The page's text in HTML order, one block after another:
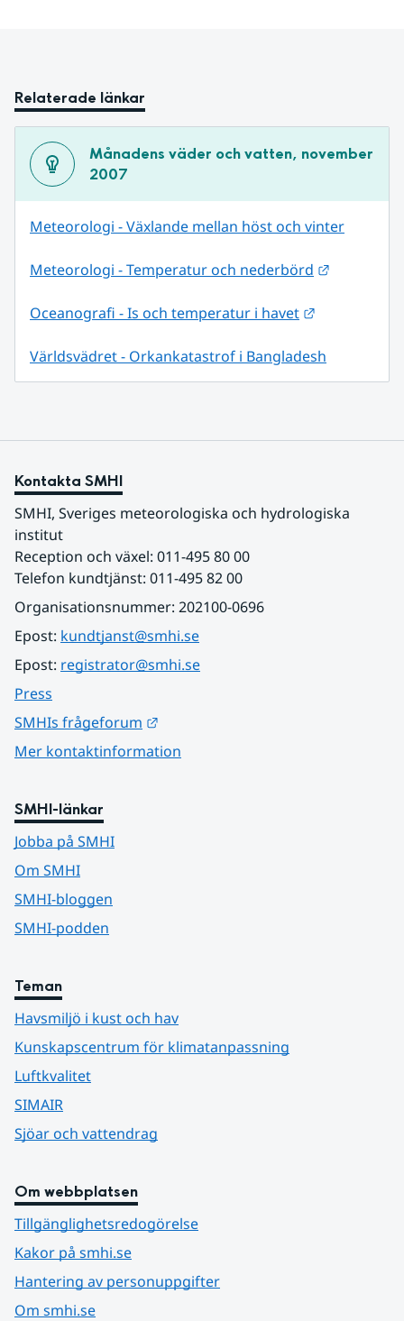
Relaterade länkar
Månadens väder och vatten, november
2007
Meteorologi - Växlande mellan höst och vinter
Meteorologi - Temperatur och nederbörd
Oceanografi - Is och temperatur i havet
Världsvädret - Orkankatastrof i Bangladesh
Kontakta SMHI
SMHI, Sveriges meteorologiska och hydrologiska
institut
Reception och växel: 011-495 80 00
Telefon kundtjänst: 011-495 82 00
Organisationsnummer: 202100-0696
Epost: kundtjanst@smhi.se
Epost: registrator@smhi.se
Press
SMHIs frågeforum
Mer kontaktinformation
SMHI-länkar
Jobba på SMHI
Om SMHI
SMHI-bloggen
SMHI-podden
Teman
Havsmiljö i kust och hav
Kunskapscentrum för klimatanpassning
Luftkvalitet
SIMAIR
Sjöar och vattendrag
Om webbplatsen
Tillgänglighetsredogörelse
Kakor på smhi.se
Hantering av personuppgifter
Om smhi.se